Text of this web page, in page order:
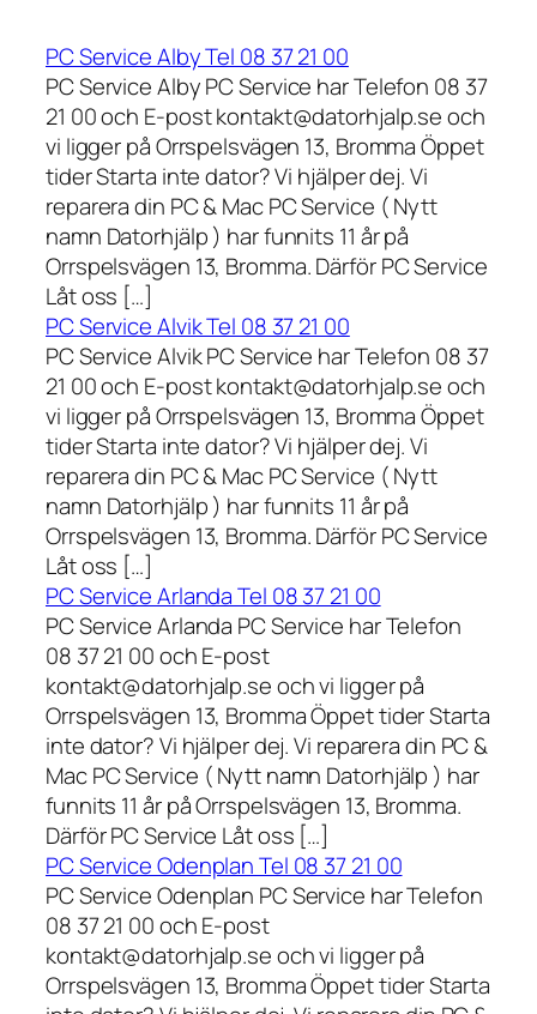
PC Service Alby Tel 08 37 21 00
PC Service Alby PC Service har Telefon 08 37
21 00 och E-post kontakt@datorhjalp.se och
vi ligger på Orrspelsvägen 13, Bromma Öppet
tider Starta inte dator? Vi hjälper dej. Vi
reparera din PC & Mac PC Service ( Nytt
namn Datorhjälp ) har funnits 11 år på
Orrspelsvägen 13, Bromma. Därför PC Service
Låt oss […]
PC Service Alvik Tel 08 37 21 00
PC Service Alvik PC Service har Telefon 08 37
21 00 och E-post kontakt@datorhjalp.se och
vi ligger på Orrspelsvägen 13, Bromma Öppet
tider Starta inte dator? Vi hjälper dej. Vi
reparera din PC & Mac PC Service ( Nytt
namn Datorhjälp ) har funnits 11 år på
Orrspelsvägen 13, Bromma. Därför PC Service
Låt oss […]
PC Service Arlanda Tel 08 37 21 00
PC Service Arlanda PC Service har Telefon
08 37 21 00 och E-post
kontakt@datorhjalp.se och vi ligger på
Orrspelsvägen 13, Bromma Öppet tider Starta
inte dator? Vi hjälper dej. Vi reparera din PC &
Mac PC Service ( Nytt namn Datorhjälp ) har
funnits 11 år på Orrspelsvägen 13, Bromma.
Därför PC Service Låt oss […]
PC Service Odenplan Tel 08 37 21 00
PC Service Odenplan PC Service har Telefon
08 37 21 00 och E-post
kontakt@datorhjalp.se och vi ligger på
Orrspelsvägen 13, Bromma Öppet tider Starta